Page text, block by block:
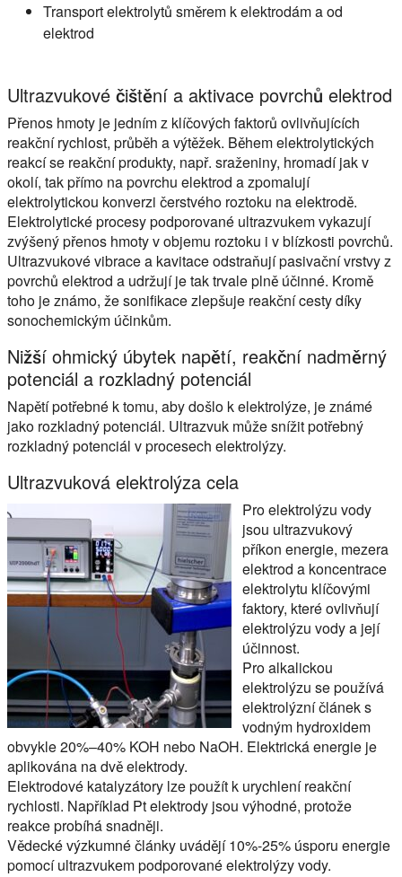
Transport elektrolytů směrem k elektrodám a od
elektrod
Ultrazvukové čištění a aktivace povrchů elektrod
Přenos hmoty je jedním z klíčových faktorů ovlivňujících
reakční rychlost, průběh a výtěžek. Během elektrolytických
reakcí se reakční produkty, např. sraženiny, hromadí jak v
okolí, tak přímo na povrchu elektrod a zpomalují
elektrolytickou konverzi čerstvého roztoku na elektrodě.
Elektrolytické procesy podporované ultrazvukem vykazují
zvýšený přenos hmoty v objemu roztoku i v blízkosti povrchů.
Ultrazvukové vibrace a kavitace odstraňují pasivační vrstvy z
povrchů elektrod a udržují je tak trvale plně účinné. Kromě
toho je známo, že sonifikace zlepšuje reakční cesty díky
sonochemickým účinkům.
Nižší ohmický úbytek napětí, reakční nadměrný
potenciál a rozkladný potenciál
Napětí potřebné k tomu, aby došlo k elektrolýze, je známé
jako rozkladný potenciál. Ultrazvuk může snížit potřebný
rozkladný potenciál v procesech elektrolýzy.
Ultrazvuková elektrolýza cela
Pro elektrolýzu vody
jsou ultrazvukový
příkon energie, mezera
elektrod a koncentrace
elektrolytu klíčovými
faktory, které ovlivňují
elektrolýzu vody a její
účinnost.
Pro alkalickou
elektrolýzu se používá
elektrolýzní článek s
vodným hydroxidem
obvykle 20%–40% KOH nebo NaOH. Elektrická energie je
aplikována na dvě elektrody.
Elektrodové katalyzátory lze použít k urychlení reakční
rychlosti. Například Pt elektrody jsou výhodné, protože
reakce probíhá snadněji.
Vědecké výzkumné články uvádějí 10%-25% úsporu energie
pomocí ultrazvukem podporované elektrolýzy vody.